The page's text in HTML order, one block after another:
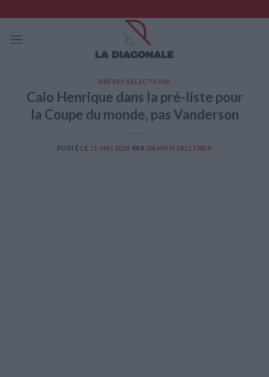
to
content
BRÈVES ,SÉLECTIONS
Caio Henrique dans la pré-liste pour
la Coupe du monde, pas Vanderson
POSTÉ LE 11 MAI 2026 PAR DAMIEN DELLERBA